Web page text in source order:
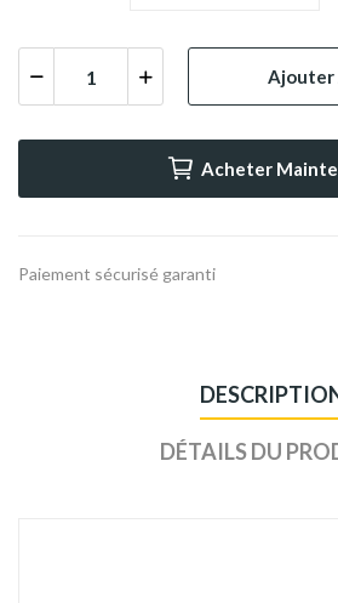
Ajouter
Acheter
Paiement sécurisé garanti
DÉTAILS DU